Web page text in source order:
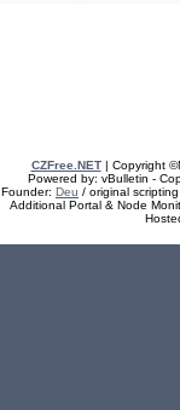
CZFree.NET| Copyright
Powered by: vBulletin -
Founder: Deu / original
Additional Portal & Node